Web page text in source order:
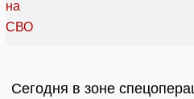
Сегодня в зоне